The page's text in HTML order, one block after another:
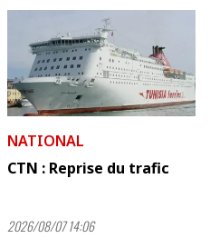
NATIONAL
CTN : Reprise du trafic
2026/08/07 14:06